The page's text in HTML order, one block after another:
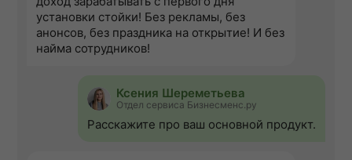
установки стойки! Без рекламы, без
анонсов, без праздника на открытие! И без
найма сотрудников!
Ксения Шереметьева
Отдел сервиса Бизнесменс.ру
Расскажите про ваш основной продукт.